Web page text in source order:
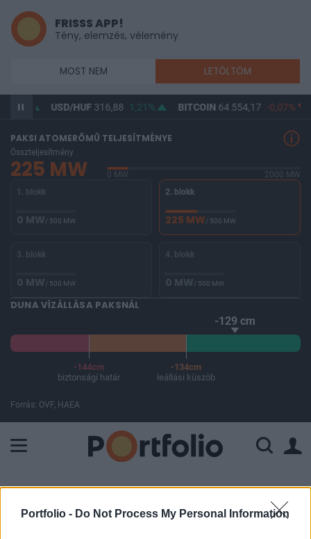
Portfolio - Do Not Process My Personal Information
FRISSS APP!
Tény, elemzés, vélemény
MOST NEM LETÖLTÖM
USD/HUF316,88 1,21% BITCOIN64 554,17 -0,07%
PAKSI ATOMERŐMŰ TELJESÍTMÉNYE
Összteljesítmény
225 MW 0 MW
2000 MW
1. blokk
0 MW/ 500 MW
2. blokk
225 MW/ 500 MW
3. blokk
0 MW/ 500 MW
4. blokk
0 MW/ 500 MW
DUNA VÍZÁLLÁSA PAKSNÁL
-129 cm
-144cm
biztonsági határ
-134cm
leállási küszöb
Forrás: OVF, HAEA